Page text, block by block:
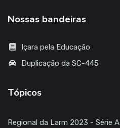
Nossas bandeiras
Içara pela Educação
Duplicação da SC-445
Tópicos
Regional da Larm 2023 - Série A